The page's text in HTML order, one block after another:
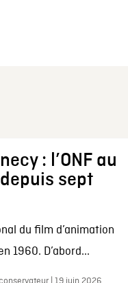
: l’ONF au
sept
du film d’animation
1960. D’abord...